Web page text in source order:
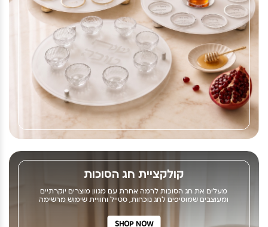
קולקציית חג הסוכות
מעלים את חג הסוכות לרמה אחרת עם מגוון מוצרים יוקרתיים
ומעוצבים שמוסיפים לחג נוכחות, סטייל וחוויית שימוש מרשימה
SHOP NOW